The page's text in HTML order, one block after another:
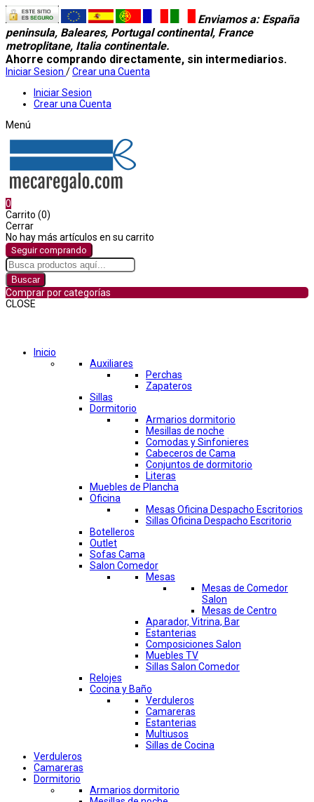
Enviamos a: España
peninsula, Baleares, Portugal continental, France
metroplitane, Italia continentale.
Ahorre comprando directamente, sin intermediarios.
Iniciar Sesion /Crear una Cuenta
Iniciar Sesion
Crear una Cuenta
Menú
0
Carrito (0)
Cerrar
No hay más artículos en su carrito
Seguir comprando
Buscar
Comprar por categorías
CLOSE
Inicio
Auxiliares
Perchas
Zapateros
Sillas
Dormitorio
Armarios dormitorio
Mesillas de noche
Comodas y Sinfonieres
Cabeceros de Cama
Conjuntos de dormitorio
Literas
Muebles de Plancha
Oficina
Mesas Oficina Despacho Escritorios
Sillas Oficina Despacho Escritorio
Botelleros
Outlet
Sofas Cama
Salon Comedor
Mesas
Mesas de Comedor
Salon
Mesas de Centro
Aparador, Vitrina, Bar
Estanterias
Composiciones Salon
Muebles TV
Sillas Salon Comedor
Relojes
Cocina y Baño
Verduleros
Camareras
Estanterias
Multiusos
Sillas de Cocina
Verduleros
Camareras
Dormitorio
Armarios dormitorio